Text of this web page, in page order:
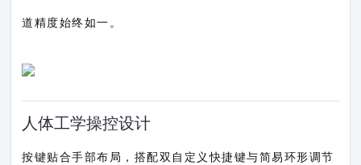
道精度始终如一。
人体工学操控设计
按键贴合手部布局，搭配双自定义快捷键与简易环形调节